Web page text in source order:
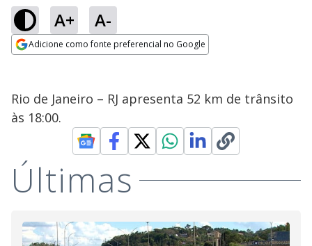
A+ A-
Adicione como fonte preferencial no Google
Rio de Janeiro – RJ apresenta 52 km de trânsito
às 18:00.
Últimas